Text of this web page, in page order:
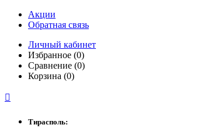
Акции
Обратная связь
Личный кабинет
Избранное (0)
Сравнение (0)
Корзина (0)

Тирасполь: